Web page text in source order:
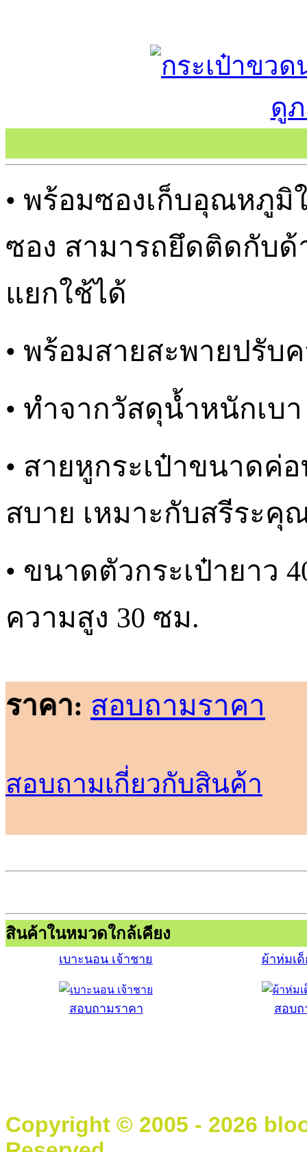
ดู
• พร้อมซองเก็บอุณหภู
ซอง สามารถยึดติดกับด้
แยกใช้ได้
• พร้อมสายสะพายปรับ
• ทำจากวัสดุน้ำหนักเบ
• สายหูกระเป๋าขนาดค่
สบาย เหมาะกับสรีระคุ
• ขนาดตัวกระเป๋ายาว
ความสูง 30 ซม.
ราคา: สอบถามราคา
สอบถามเกี่ยวกับสินค้า
สินค้าในหมวดใกล้เคียง
เบาะนอน เจ้าชาย
สอบถามราคา
ผ้าห่มเ
สอบถ
Copyright © 2005 - 2026